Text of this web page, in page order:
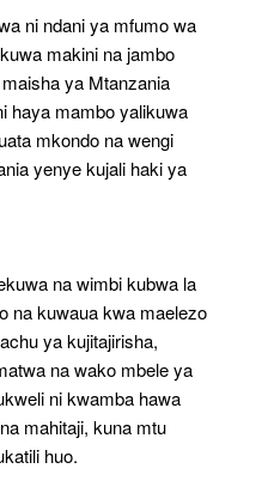
ni ndani ya mfumo wa
makini na jambo
ya Mtanzania
haya mambo yalikuwa
mkondo na wengi
yenye kujali haki ya
na wimbi kubwa la
na kuwaua kwa maelezo
ya kujitajirisha,
na wako mbele ya
ni kwamba hawa
mahitaji, kuna mtu
huo.